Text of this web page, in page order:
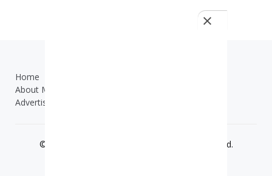
Home
About Me
Advertisement
© 2019 - 2025 - All Right Reserved.